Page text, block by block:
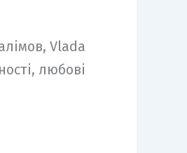
Vlada
любові